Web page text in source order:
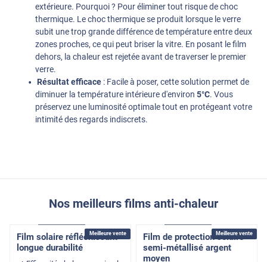
extérieure. Pourquoi ? Pour éliminer tout risque de choc
thermique. Le choc thermique se produit lorsque le verre
subit une trop grande différence de température entre deux
zones proches, ce qui peut briser la vitre. En posant le film
dehors, la chaleur est rejetée avant de traverser le premier
verre.
Résultat efficace: Facile à poser, cette solution permet de
diminuer la température intérieure d'environ 5°C. Vous
préservez une luminosité optimale tout en protégeant votre
intimité des regards indiscrets.
Nos meilleurs films anti-chaleur
Meilleure vente
Film solaire réfléchissant
longue durabilité
Meilleure vente
Film de protection solaire
semi-métallisé argent
moyen